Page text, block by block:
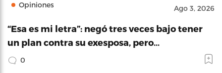
Opiniones Ago 3, 2026
“Esa es mi letra”: negó tres veces bajo tener
un plan contra su exesposa, pero…
0